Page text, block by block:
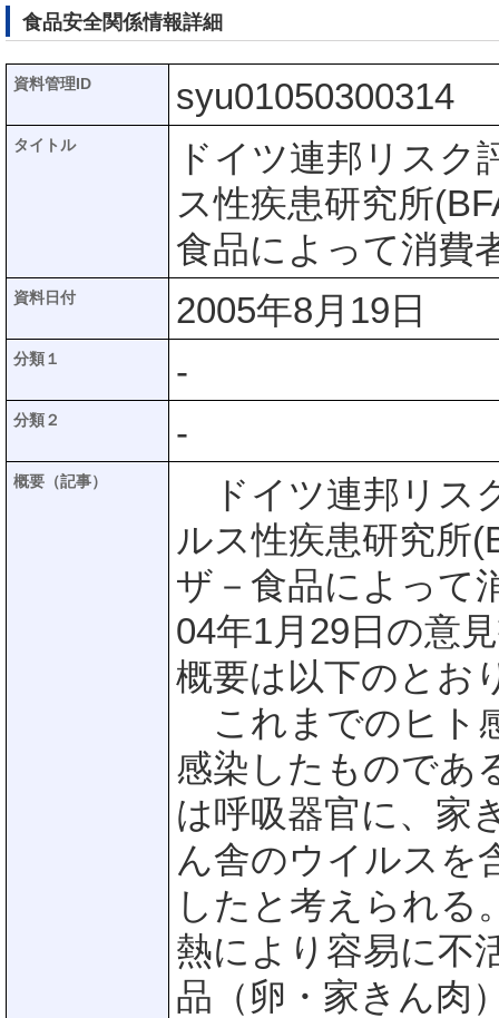
食品安全関係情報詳細
資料管理ID syu01050300314
タイトル
ドイツ連邦リスク
ス性疾患研究所
食品によって消費
資料日付 2005年8月19日
分類１ -
分類２ -
概要（記事）
ドイツ連邦リス
ルス性疾患研究所
ザ－食品によって
04年1月29日の意
概要は以下のとお
これまでのヒト
感染したものであ
は呼吸器官に、家
ん舎のウイルスを
したと考えられる
熱により容易に不
品（卵・家きん肉